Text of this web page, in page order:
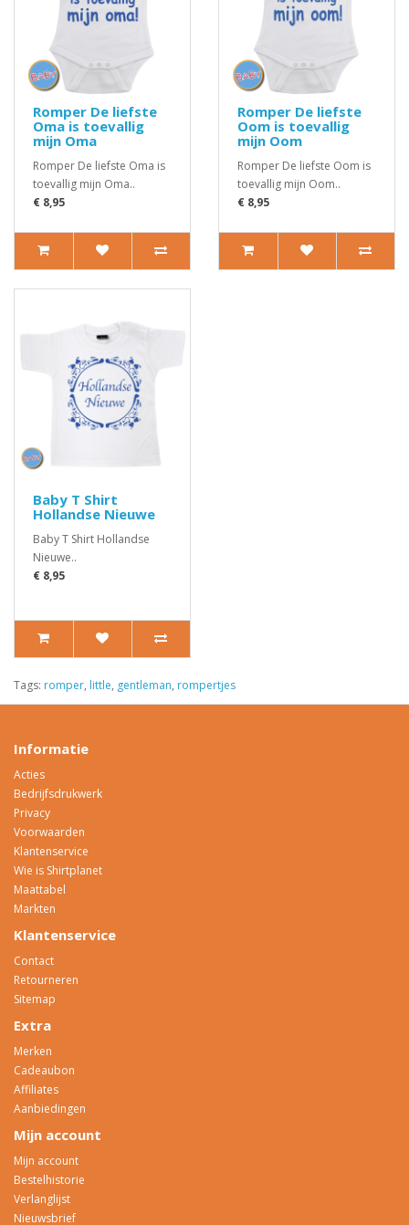
Romper De liefste
Oma is toevallig
mijn Oma
Romper De liefste Oma is
toevallig mijn Oma..
€ 8,95
Romper De liefste
Oom is toevallig
mijn Oom
Romper De liefste Oom is
toevallig mijn Oom..
€ 8,95
Baby T Shirt
Hollandse Nieuwe
Baby T Shirt Hollandse
Nieuwe..
€ 8,95
Tags: romper, little, gentleman, rompertjes
Informatie
Acties
Bedrijfsdrukwerk
Privacy
Voorwaarden
Klantenservice
Wie is Shirtplanet
Maattabel
Markten
Klantenservice
Contact
Retourneren
Sitemap
Extra
Merken
Cadeaubon
Affiliates
Aanbiedingen
Mijn account
Mijn account
Bestelhistorie
Verlanglijst
Nieuwsbrief